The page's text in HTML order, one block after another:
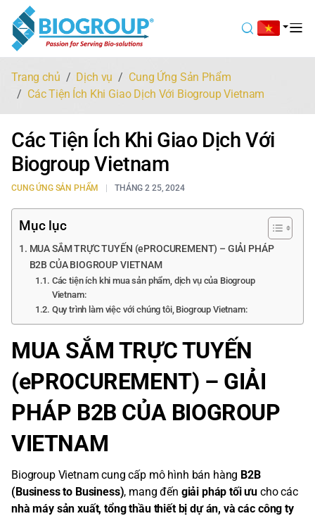
Trang chủ Dịch vụ
Cung Ứng Sản Phẩm
Các Tiện Ích Khi Giao Dịch Với Biogroup Vietnam
Các Tiện Ích Khi Giao Dịch Với
Biogroup Vietnam
CUNG ỨNG SẢN PHẨM THÁNG 2 25, 2024
Mục lục
MUA SẮM TRỰC TUYẾN (ePROCUREMENT) – GIẢI PHÁP
B2B CỦA BIOGROUP VIETNAM
Các tiện ích khi mua sản phẩm, dịch vụ của Biogroup
Vietnam:
Quy trình làm việc với chúng tôi, Biogroup Vietnam:
MUA SẮM TRỰC TUYẾN
(ePROCUREMENT) – GIẢI
PHÁP B2B CỦA BIOGROUP
VIETNAM
Biogroup Vietnam cung cấp mô hình bán hàng B2B
(Business to Business), mang đến giải pháp tối ưu cho các
nhà máy sản xuất, tổng thầu thiết bị dự án, và các công ty